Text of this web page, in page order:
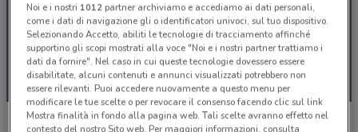
Happy Casa Store
Noi e i nostri 1012partner archiviamo e accediamo ai dati personali,
come i dati di navigazione gli o identificatori univoci, sul tuo dispositivo.
Selezionando Accetto, abiliti le tecnologie di tracciamento affinché
supportino gli scopi mostrati alla voce "Noi e i nostri partner trattiamo i
dati da fornire". Nel caso in cui queste tecnologie dovessero essere
disabilitate, alcuni contenuti e annunci visualizzati potrebbero non
essere rilevanti. Puoi accedere nuovamente a questo menu per
modificare le tue scelte o per revocare il consenso facendo clic sul link
Mostra finalità in fondo alla pagina web. Tali scelte avranno effetto nel
contesto del nostro Sito web. Per maggiori informazioni, consulta